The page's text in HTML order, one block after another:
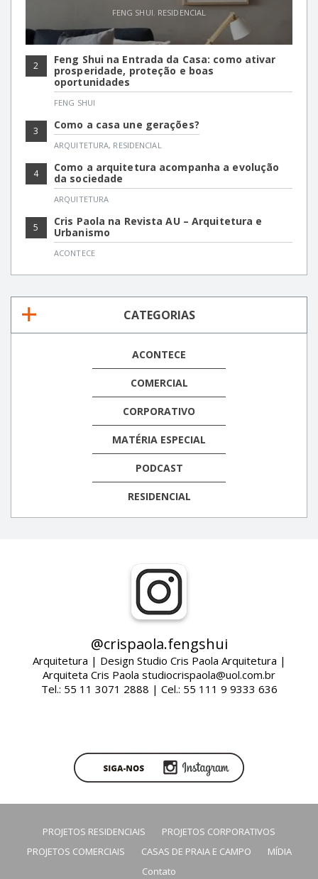
FENG SHUI, RESIDENCIAL
2
Feng Shui na Entrada da Casa: como ativar
prosperidade, proteção e boas
oportunidades
FENG SHUI
3 Como a casa une gerações?
ARQUITETURA, RESIDENCIAL
4
Como a arquitetura acompanha a evolução
da sociedade
ARQUITETURA
5
Cris Paola na Revista AU – Arquitetura e
Urbanismo
ACONTECE
CATEGORIAS
ACONTECE
COMERCIAL
CORPORATIVO
MATÉRIA ESPECIAL
PODCAST
RESIDENCIAL
@crispaola.fengshui
Arquitetura | Design Studio Cris Paola Arquitetura |
Arquiteta Cris Paola studiocrispaola@uol.com.br
Tel.: 55 11 3071 2888 | Cel.: 55 111 9 9333 636
PROJETOS RESIDENCIAIS
PROJETOS CORPORATIVOS
PROJETOS COMERCIAIS
CASAS DE PRAIA E CAMPO
MÍDIA
Contato